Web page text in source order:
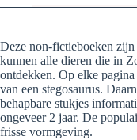
Deze non-fictieboeken
kunnen alle dieren die in
ontdekken. Op elke
van een stegosaurus.
behapbare stukjes
ongeveer 2 jaar. De
frisse vormgeving.